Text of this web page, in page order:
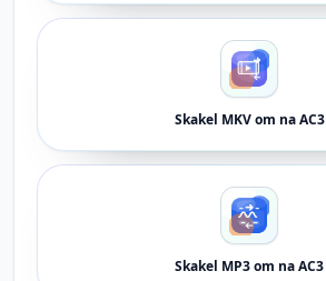
Skakel MKV om na AC3
Skakel MP3 om na AC3